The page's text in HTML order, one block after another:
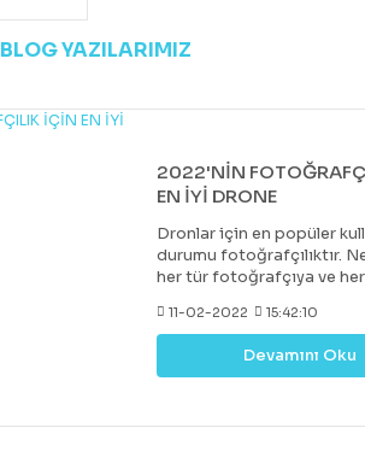
BLOG YAZILARIMIZ
2022'NİN
EN İYİ DRONE
Dronlar için en popüler
durumu fotoğrafçılıktır.
her tür fotoğrafçıya ve
drone, DJI tarafından
diğer markalar tarafından
değerli rakipler de vardır.
drone almak mümkündür.
Devamını Oku
11-02-2022 15:42:10